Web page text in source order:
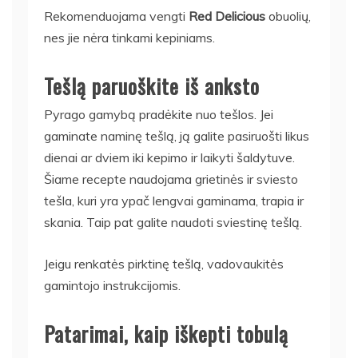
Rekomenduojama vengti Red Delicious obuolių,
nes jie nėra tinkami kepiniams.
Tešlą paruoškite iš anksto
Pyrago gamybą pradėkite nuo tešlos. Jei
gaminate naminę tešlą, ją galite pasiruošti likus
dienai ar dviem iki kepimo ir laikyti šaldytuve.
Šiame recepte naudojama grietinės ir sviesto
tešla, kuri yra ypač lengvai gaminama, trapia ir
skania. Taip pat galite naudoti sviestinę tešlą.
Jeigu renkatės pirktinę tešlą, vadovaukitės
gamintojo instrukcijomis.
Patarimai, kaip iškepti tobulą